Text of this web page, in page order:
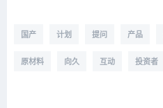
国产 计划 提问 产品
原材料 向久 互动 投资者